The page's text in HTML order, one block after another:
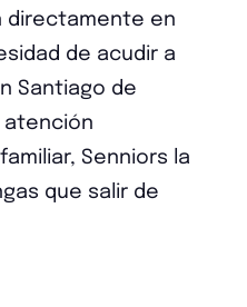
directamente en
de acudir a
Santiago de
atención
Senniors la
que salir de